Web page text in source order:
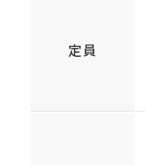
定員